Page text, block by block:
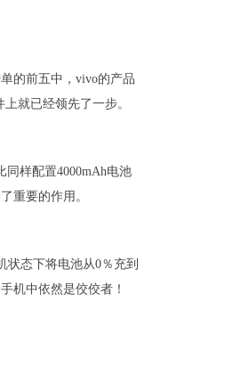
的前五中，vivo的产品
就已经领先了一步。
同样配置4000mAh电池
重要的作用。
状态下将电池从0％充到
机中依然是佼佼者！